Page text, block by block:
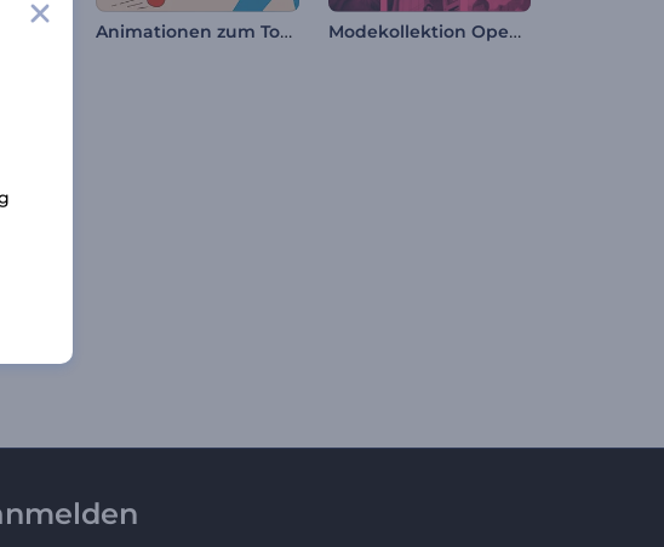
Animationen zum Tomatina Fest Modekollektion Opener